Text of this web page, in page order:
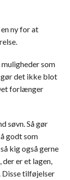
ny for at
som
det ikke blot
forlænger
søvn. Så gør
godt som
kig også gerne
er et lagen,
Disse tilføjelser